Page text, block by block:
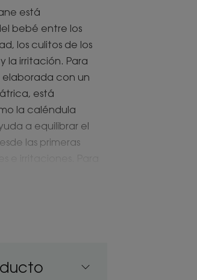
está
bebé entre los
los culitos de los
la irritación. Para
elaborada con un
está
la caléndula
a equilibrar el
las primeras